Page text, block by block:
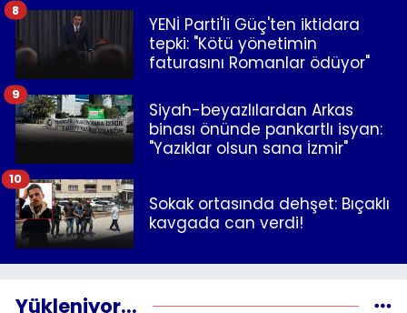
YENİ Parti'li Güç'ten iktidara
tepki: "Kötü yönetimin
faturasını Romanlar ödüyor"
8
Siyah-beyazlılardan Arkas
binası önünde pankartlı isyan:
"Yazıklar olsun sana İzmir"
9
Sokak ortasında dehşet: Bıçaklı
kavgada can verdi!
10
Yükleniyor...